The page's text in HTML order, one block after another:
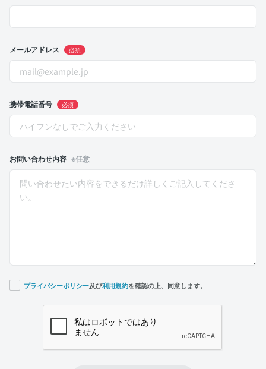
メールアドレス 必須
携帯電話番号 必須
お問い合わせ内容 ※任意
プライバシーポリシー及び利用規約を確認の上、同意します。